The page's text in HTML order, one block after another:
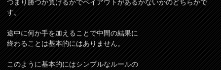
つまり勝つか負けるかでペイアウトがあるかないかのどちらかで
す。
途中に何か手を加えることで中間の結果に
終わることは基本的にはありません。
このように基本的にはシンプルなルールの